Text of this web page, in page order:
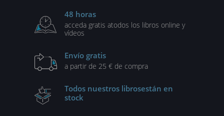
48 horas
acceda gratis atodos los libros online y
vídeos
Envío gratis
a partir de 25 € de compra
Todos nuestros librosestán en
stock